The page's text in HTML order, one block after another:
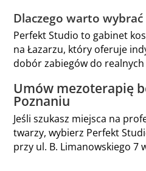
Dlaczego warto
Perfekt Studio to gabinet
na Łazarzu, który oferuje
dobór zabiegów do
Umów mezoterapię
Poznaniu
Jeśli szukasz miejsca na
twarzy, wybierz Perfekt
przy ul. B. Limanowskiego 7